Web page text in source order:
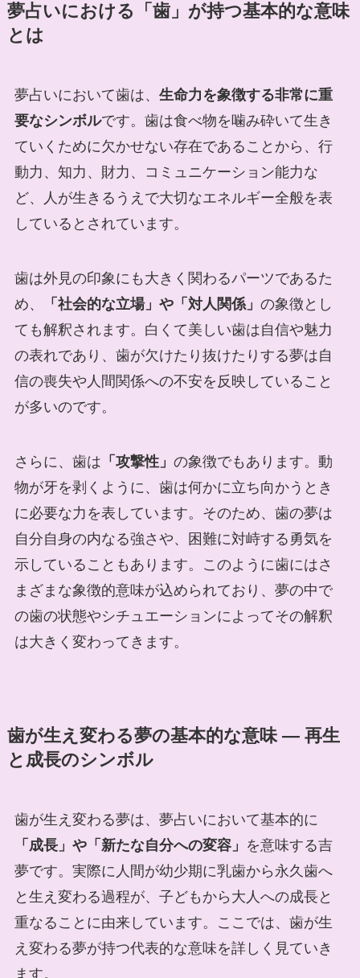
夢占いにおける「歯」が持つ基本的な意味
とは
夢占いにおいて歯は、 生命力を象徴する非常に重
要なシンボルです。歯は食べ物を噛み砕いて生き
ていくために欠かせない存在であることから、行
動力、知力、財力、コミュニケーション能力な
ど、人が生きるうえで大切なエネルギー全般を表
しているとされています。
歯は外見の印象にも大きく関わるパーツであるた
め、
「社会的な立場」や「対人関係」 の象徴とし
ても解釈されます。白くて美しい歯は自信や魅力
の表れであり、歯が欠けたり抜けたりする夢は自
信の喪失や人間関係への不安を反映していること
が多いのです。
さらに、歯は 「攻撃性」 の象徴でもあります。動
物が牙を剥くように、歯は何かに立ち向かうとき
に必要な力を表しています。そのため、歯の夢は
自分自身の内なる強さや、困難に対峙する勇気を
示していることもあります。このように歯にはさ
まざまな象徴的意味が込められており、夢の中で
の歯の状態やシチュエーションによってその解釈
は大きく変わってきます。
歯が生え変わる夢の基本的な意味 ― 再生
と成長のシンボル
歯が生え変わる夢は、夢占いにおいて基本的に
「成長」や「新たな自分への変容」 を意味する吉
夢です。実際に人間が幼少期に乳歯から永久歯へ
と生え変わる過程が、子どもから大人への成長と
重なることに由来しています。ここでは、歯が生
え変わる夢が持つ代表的な意味を詳しく見ていき
ます。